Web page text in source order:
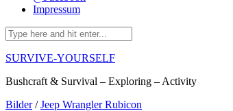
Impressum
Search
for:
SURVIVE-YOURSELF
Bushcraft & Survival – Exploring – Activity
Bilder/Jeep Wrangler Rubicon